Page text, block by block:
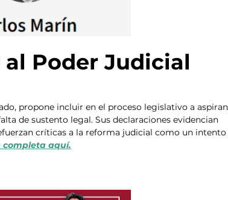
Poder Judicial
propone incluir en el proceso legislativo a
de sustento legal. Sus declaraciones evidencian
críticas a la reforma judicial como un
completa aquí.